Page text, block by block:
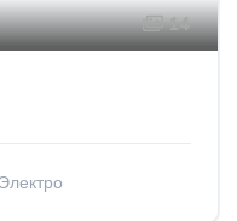
14
Электро